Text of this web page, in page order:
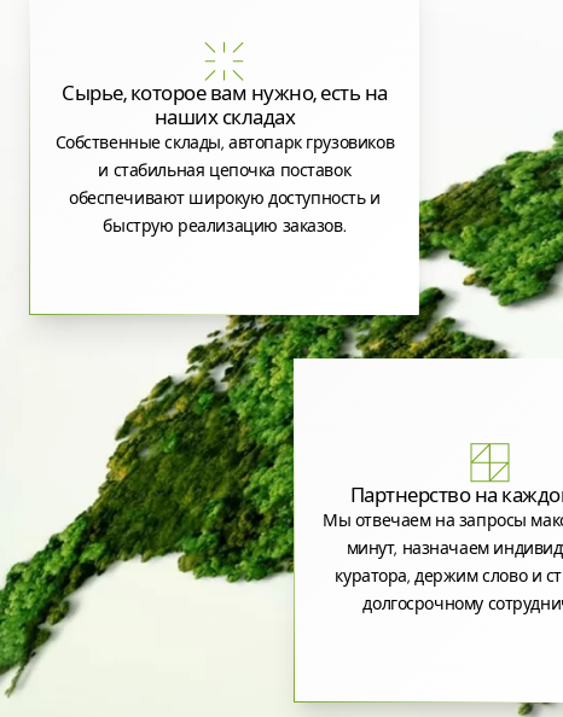
Сырье, которое вам нужно, есть на
наших складах
Собственные склады, автопарк грузовиков
и стабильная цепочка поставок
обеспечивают широкую доступность и
быструю реализацию заказов.
Партнерство на
Мы отвечаем на запросы
минут, назначаем
куратора, держим слово и
долгосрочному